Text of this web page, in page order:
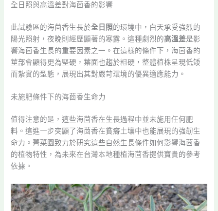
全日照與高溫差對海茴香的影響
此試驗區的海茴香生長於全日照的環境中，白天承受強烈的
陽光照射，夜晚則經歷顯著的寒露。這種劇烈的高溫差是影
響海茴香生長的重要因素之一。在這樣的條件下，海茴香的
莖部會顯得更為堅硬，葉面也趨於粗硬，整體植株呈現低矮
而紮實的型態，展現出其對嚴苛環境的優異適應能力。
未施肥條件下的海茴香生命力
值得注意的是，這些海茴香在生長過程中並未施用任何肥
料。這進一步突顯了海茴香在貧瘠土壤中也能展現的強韌生
命力。菁菜園致力於研究這些自然生長條件如何影響海茴香
的植物特性，為未來在台灣本地種植海茴香提供寶貴的參考
依據。